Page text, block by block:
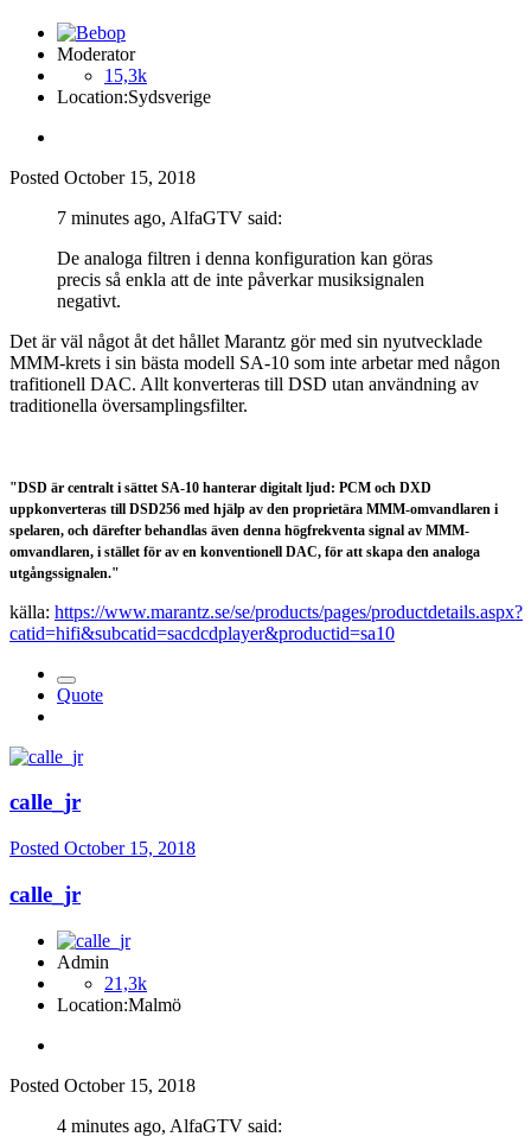
Moderator
15,3k
Location:Sydsverige
Posted October 15, 2018
7 minutes ago, AlfaGTV said:
De analoga filtren i denna konfiguration kan göras
precis så enkla att de inte påverkarmusiksignalen
negativt.
Det är väl något åt det hållet Marantz gör med sin nyutvecklade
MMM-krets i sin bästa modell SA-10 som inte arbetar med någon
trafitionell DAC. Allt konverteras till DSD utan användning av
traditionella översamplingsfilter.
"DSD är centralt i sättet SA-10 hanterar digitalt ljud: PCM och DXD
uppkonverteras till DSD256 med hjälp av den proprietära MMM-omvandlaren i
spelaren, och därefter behandlas även denna högfrekventa signal av MMM-
omvandlaren, i stället för av en konventionell DAC, för att skapa den analoga
utgångssignalen."
källa: https://www.marantz.se/se/products/pages/productdetails.aspx?
catid=hifi&subcatid=sacdcdplayer&productid=sa10
Quote
calle_jr
Posted October 15, 2018
calle_jr
Admin
21,3k
Location:Malmö
Posted October 15, 2018
4 minutes ago, AlfaGTV said: